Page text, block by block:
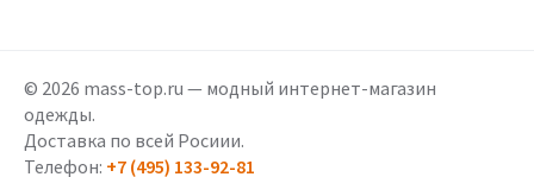
© 2026 mass-top.ru — модный интернет-магазин
одежды.
Доставка по всей Росиии.
Телефон: +7 (495) 133-92-81